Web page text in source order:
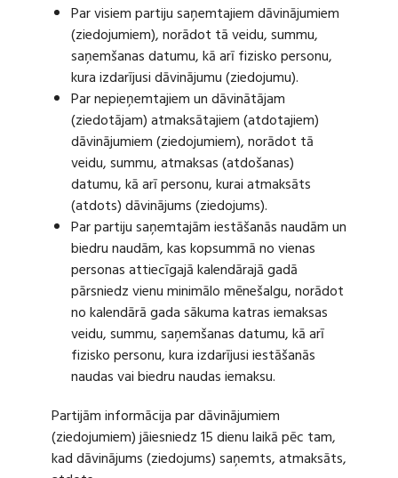
Par visiem partiju saņemtajiem dāvinājumiem
(ziedojumiem), norādot tā veidu, summu,
saņemšanas datumu, kā arī fizisko personu,
kura izdarījusi dāvinājumu (ziedojumu).
Par nepieņemtajiem un dāvinātājam
(ziedotājam) atmaksātajiem (atdotajiem)
dāvinājumiem (ziedojumiem), norādot tā
veidu, summu, atmaksas (atdošanas)
datumu, kā arī personu, kurai atmaksāts
(atdots) dāvinājums (ziedojums).
Par partiju saņemtajām iestāšanās naudām un
biedru naudām, kas kopsummā no vienas
personas attiecīgajā kalendārajā gadā
pārsniedz vienu minimālo mēnešalgu, norādot
no kalendārā gada sākuma katras iemaksas
veidu, summu, saņemšanas datumu, kā arī
fizisko personu, kura izdarījusi iestāšanās
naudas vai biedru naudas iemaksu.
Partijām informācija par dāvinājumiem
(ziedojumiem) jāiesniedz 15 dienu laikā pēc tam,
kad dāvinājums (ziedojums) saņemts, atmaksāts,